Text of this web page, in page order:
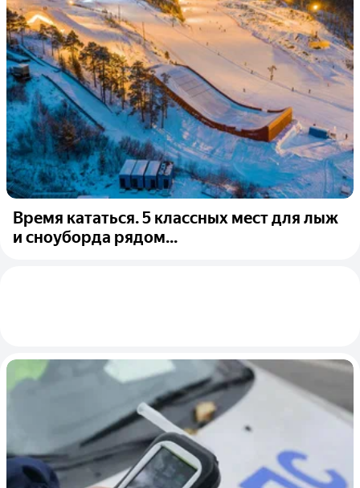
Время кататься. 5 классных мест для лыж
и сноуборда рядом...